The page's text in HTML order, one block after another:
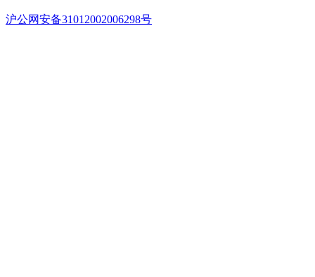
沪公网安备31012002006298号